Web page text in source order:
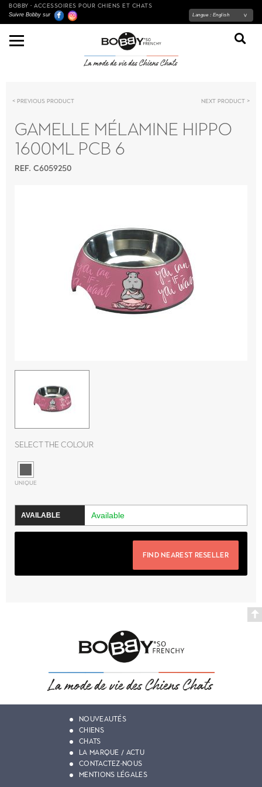
BOBBY - ACCESSOIRES POUR CHIENS ET CHATS
Suivre Bobby sur Langue : English
Previous product Next product
GAMELLE MÉLAMINE HIPPO
1600ML PCB 6
REF. C6059250
Select the colour
UNIQUE
Available
FIND NEAREST RESELLER
NOUVEAUTÉS
CHIENS
CHATS
LA MARQUE / ACTU
CONTACTEZ-NOUS
MENTIONS LÉGALES